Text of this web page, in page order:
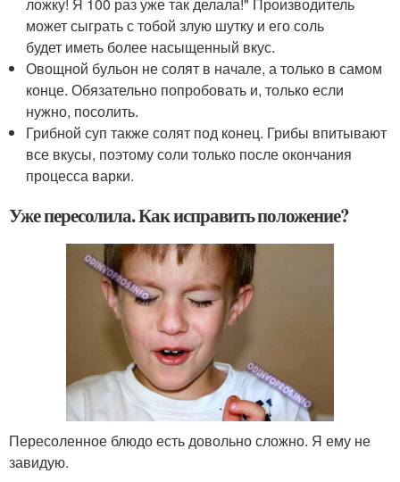
может сыграть с тобой злую шутку и его соль
будет иметь более насыщенный вкус.
Овощной бульон не солят в начале, а только в самом
конце. Обязательно попробовать и, только если
нужно, посолить.
Грибной суп также солят под конец. Грибы впитывают
все вкусы, поэтому соли только после окончания
процесса варки.
Уже пересолила. Как исправить положение?
Пересоленное блюдо есть довольно сложно. Я ему не
завидую.